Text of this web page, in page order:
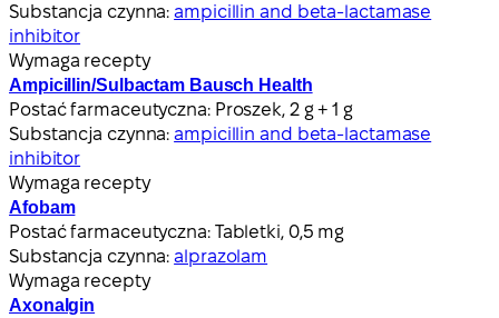
Substancja czynna:ampicillin and beta-lactamase
inhibitor
Wymaga recepty
Ampicillin/Sulbactam Bausch Health
Postać farmaceutyczna: Proszek, 2 g + 1 g
Substancja czynna:ampicillin and beta-lactamase
inhibitor
Wymaga recepty
Afobam
Postać farmaceutyczna: Tabletki, 0,5 mg
Substancja czynna:alprazolam
Wymaga recepty
Axonalgin